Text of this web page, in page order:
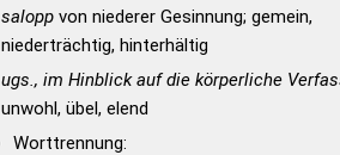
saloppvon niederer Gesinnung; gemein,
niederträchtig, hinterhältig
ugs., im Hinblick auf die körperliche
unwohl, übel, elend
Worttrennung: